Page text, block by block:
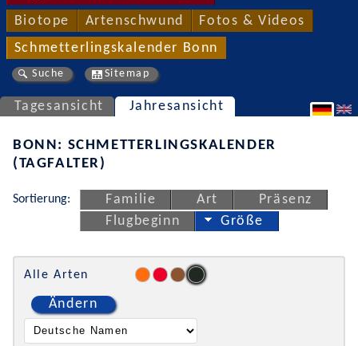
Biotope Artenschwund Fotos & Videos
Schmetterlingskalender Bonn
Suche Sitemap
Tagesansicht Jahresansicht
BONN: SCHMETTERLINGSKALENDER
(TAGFALTER)
Sortierung: Familie Art
Präsenz
Flugbeginn
Größe
Alle Arten
Ändern